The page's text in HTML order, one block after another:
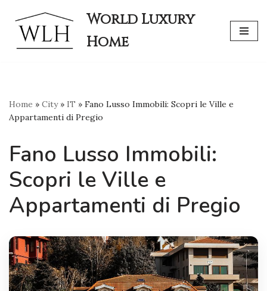
Skip
to
World Luxury
Home
Home » City» IT » Fano Lusso Immobili: Scopri le Ville e
Appartamenti di Pregio
Fano Lusso Immobili:
Scopri le Ville e
Appartamenti di Pregio